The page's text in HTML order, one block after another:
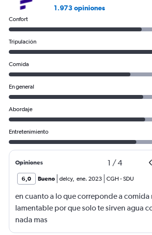
1.973 opiniones
Confort
Tripulación
Comida
En general
Abordaje
Entretenimiento
Opiniones 1 /4
6,0 Bueno delcy, ene. 2023 CGH -SDU
en cuanto a lo que correponde a comida
lamentable por que solo te sirven agua
nada mas